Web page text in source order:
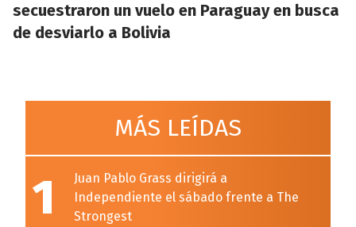
secuestraron un vuelo en Paraguay en busca
de desviarlo a Bolivia
MÁS LEÍDAS
1
Juan Pablo Grass dirigirá a
Independiente el sábado frente a The
Strongest